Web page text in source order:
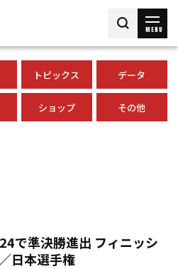
MENU
トピックス データ
ショップ その他
で準決勝進出 フィニッシ
日本選手権